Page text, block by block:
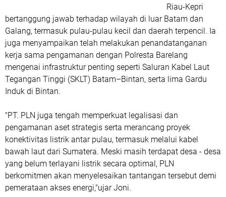
Riau-Kepri
bertanggung jawab terhadap wilayah di luar Batam dan
Galang, termasuk pulau-pulau kecil dan daerah terpencil. Ia
juga menyampaikan telah melakukan penandatanganan
kerja sama pengamanan dengan Polresta Barelang
mengenai infrastruktur penting seperti Saluran Kabel Laut
Tegangan Tinggi (SKLT) Batam–Bintan, serta lima Gardu
Induk di Bintan.
"PT. PLN juga tengah memperkuat legalisasi dan
pengamanan aset strategis serta merancang proyek
konektivitas listrik antar pulau, termasuk melalui kabel
bawah laut dari Sumatera. Meski masih terdapat desa - desa
yang belum terlayani listrik secara optimal, PLN
berkomitmen akan menyelesaikan tantangan tersebut demi
pemerataan akses energi,"ujar Joni.